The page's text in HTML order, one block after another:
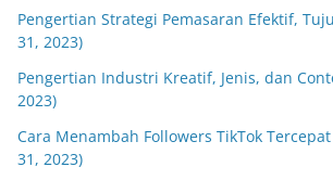
Pengertian Strategi Pemasaran Efektif,
31, 2023)
Pengertian Industri Kreatif, Jenis, dan
2023)
Cara Menambah Followers TikTok
31, 2023)